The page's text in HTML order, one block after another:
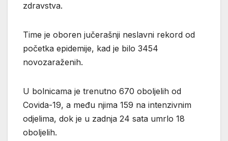
zdravstva.
Time je oboren jučerašnji neslavni rekord od
početka epidemije, kad je bilo 3454
novozaraženih.
U bolnicama je trenutno 670 oboljelih od
Covida-19, a među njima 159 na intenzivnim
odjelima, dok je u zadnja 24 sata umrlo 18
oboljelih.